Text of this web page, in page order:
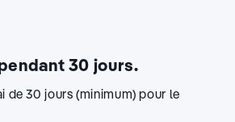
30 jours.
de 30 jours (minimum) pour le